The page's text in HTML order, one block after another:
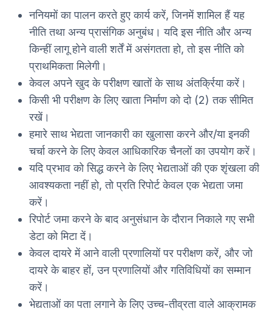
ननियमों का पालन करते हुए कार्य करें, जिनमें शामिल हैं यह
नीति तथा अन्य प्रासंगिक अनुबंध। यदि इस नीति और अन्य
किन्हीं लागू होने वाली शर्तें में असंगतता हो, तो इस नीति को
प्राथमिकता मिलेगी।
केवल अपने खुद के परीक्षण खातों के साथ अंतर्क्रिया करें।
किसी भी परीक्षण के लिए खाता निर्माण को दो (2) तक सीमित
रखें।
हमारे साथ भेद्यता जानकारी का खुलासा करने और/या इनकी
चर्चा करने के लिए केवल आधिकारिक चैनलों का उपयोग करें।
यदि प्रभाव को सिद्ध करने के लिए भेद्यताओं की एक शृंखला की
आवश्यकता नहीं हो, तो प्रति रिपोर्ट केवल एक भेद्यता जमा
करें।
रिपोर्ट जमा करने के बाद अनुसंधान के दौरान निकाले गए सभी
डेटा को मिटा दें।
केवल दायरे में आने वाली प्रणालियों पर परीक्षण करें, और जो
दायरे के बाहर हों, उन प्रणालियों और गतिविधियों का सम्मान
करें।
भेद्यताओं का पता लगाने के लिए उच्च-तीव्रता वाले आक्रामक